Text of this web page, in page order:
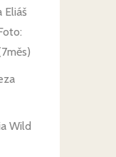
Eliáš
Wild